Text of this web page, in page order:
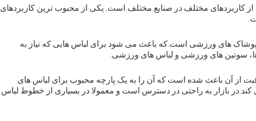
کاربردهای مختلف در صنایع مختلف است. یکی از محبوب ترین کاربردهای
های ورزشی است.که باعث می شود برای لباس هایی که نیاز به
ها، سوتین های ورزشی و لباس های ورزشی.
از آن باعث شده است که آن را به یک پارچه محبوب برای لباس های
بازار به راحتی در دسترس است و معمولا در بسیاری از خطوط لباس